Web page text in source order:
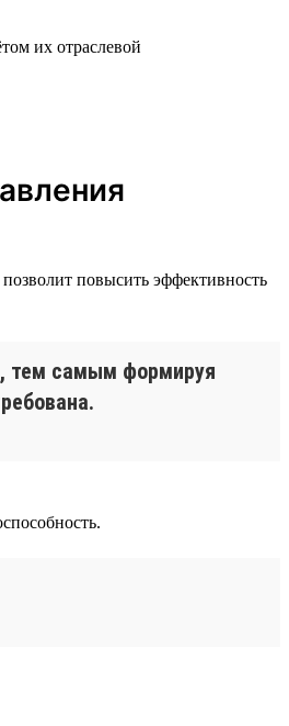
их отраслевой
повысить эффективность
тем самым формируя